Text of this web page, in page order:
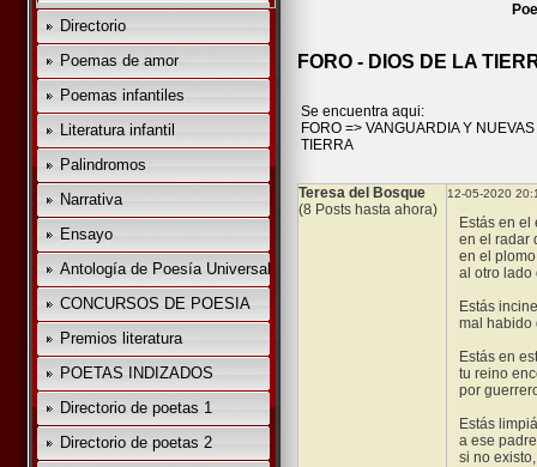
Directorio
Poemas de amor
Poemas infantiles
Literatura infantil
Palindromos
Narrativa
Ensayo
Antología de Poesía Universal
CONCURSOS DE POESIA
Premios literatura
POETAS INDIZADOS
Directorio de poetas 1
Directorio de poetas 2
FORO - DIOS DE LA
Se encuentra aqui:
FORO => VANGUARDIA Y
TIERRA
Teresa del Bosque
(8 Posts hasta ahora)
12-05-2020
Estás en el
en el radar
en el
al otro lado
Estás
mal habido
Estás en
tu reino
por
Estás
a ese
si no